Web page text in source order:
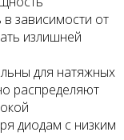
в зависимости от
излишней
для натяжных
распределяют
диодам с низким